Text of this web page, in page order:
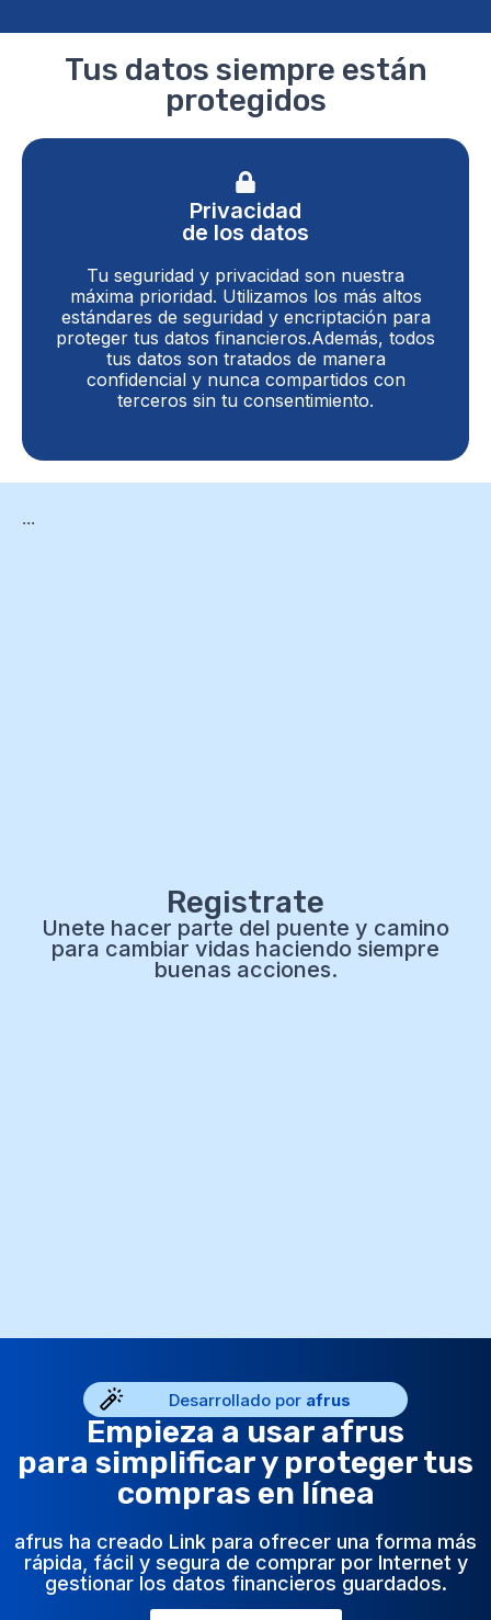
Tus datos siempre están
protegidos
Privacidad
de los datos
Tu seguridad y privacidad son nuestra
máxima prioridad. Utilizamos los más altos
estándares de seguridad y encriptación para
proteger tus datos financieros.Además, todos
tus datos son tratados de manera
confidencial y nunca compartidos con
terceros sin tu consentimiento.
...
Registrate
Unete hacer parte del puente y camino
para cambiar vidas haciendo siempre
buenas acciones.
Desarrollado por afrus
Empieza a usar afrus
para simplificar y proteger tus
compras en línea
afrus ha creado Link para ofrecer una forma más
rápida, fácil y segura de comprar por Internet y
gestionar los datos financieros guardados.